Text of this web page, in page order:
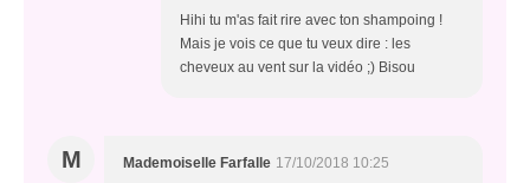
Hihi tu m'as fait rire avec ton shampoing !
Mais je vois ce que tu veux dire : les
cheveux au vent sur la vidéo ;) Bisou
M Mademoiselle Farfalle 17/10/2018 10:25